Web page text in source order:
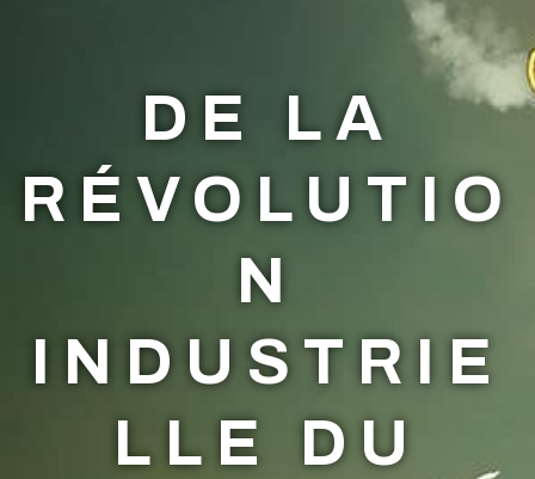
DE LA
RÉVOLUTIO
N
INDUSTRIE
LLE DU